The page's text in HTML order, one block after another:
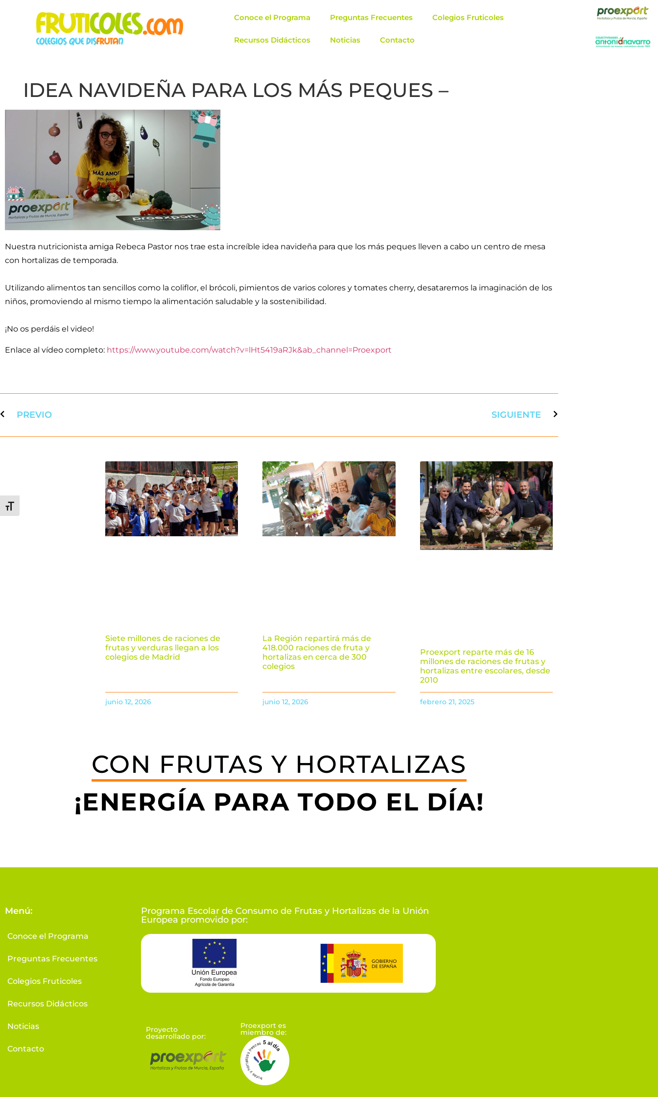
Alternar tamaño de letra
Conoce el Programa Preguntas Frecuentes Colegios Fruticoles
Recursos Didácticos Noticias Contacto
IDEA NAVIDEÑA PARA LOS MÁS PEQUES –
Nuestra nutricionista amiga Rebeca Pastor nos trae esta increíble idea navideña para que los más peques lleven a cabo un centro de mesa
con hortalizas de temporada.
Utilizando alimentos tan sencillos como la coliflor, el brócoli, pimientos de varios colores y tomates cherry, desataremos la imaginación de los
niños, promoviendo al mismo tiempo la alimentación saludable y la sostenibilidad.
¡No os perdáis el video!
Enlace al vídeo completo: https://www.youtube.com/watch?v=lHt5419aRJk&ab_channel=Proexport
PREVIO SIGUIENTE
Siete millones de raciones de
frutas y verduras llegan a los
colegios de Madrid
junio 12, 2026
La Región repartirá más de
418.000 raciones de fruta y
hortalizas en cerca de 300
colegios
junio 12, 2026
Proexport reparte más de 16
millones de raciones de frutas y
hortalizas entre escolares, desde
2010
febrero 21, 2025
CON FRUTAS Y HORTALIZAS
¡ENERGÍA PARA TODO EL DÍA!
Menú:
Conoce el Programa
Preguntas Frecuentes
Colegios Fruticoles
Recursos Didácticos
Noticias
Contacto
Programa Escolar de Consumo de Frutas y Hortalizas de la Unión
Europea promovido por:
Proyecto
desarrollado por:
Proexport es
miembro de: